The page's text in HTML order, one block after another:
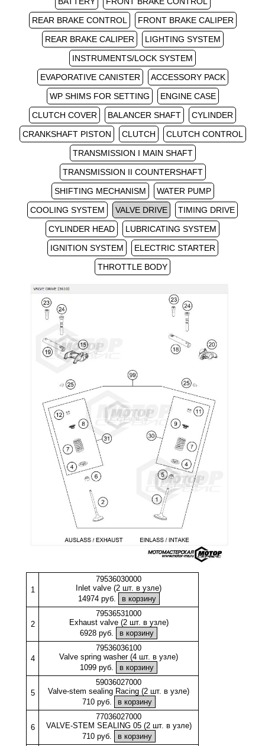
REAR BRAKE CONTROL
FRONT BRAKE CALIPER
REAR BRAKE CALIPER
LIGHTING SYSTEM
INSTRUMENTS/LOCK SYSTEM
EVAPORATIVE CANISTER
ACCESSORY PACK
WP SHIMS FOR SETTING
ENGINE CASE
CLUTCH COVER
BALANCER SHAFT
CYLINDER
CRANKSHAFT PISTON
CLUTCH
CLUTCH CONTROL
TRANSMISSION I MAIN SHAFT
TRANSMISSION II COUNTERSHAFT
SHIFTING MECHANISM
WATER PUMP
COOLING SYSTEM
VALVE DRIVE
TIMING DRIVE
CYLINDER HEAD
LUBRICATING SYSTEM
IGNITION SYSTEM
ELECTRIC STARTER
THROTTLE BODY
1
79536030000
Inlet valve (2 шт. в узле)
14974 руб.
2
79536531000
Exhaust valve (2 шт. в узле)
6928 руб.
4
79536036100
Valve spring washer (4 шт. в узле)
1099 руб.
5
59036027000
Valve-stem sealing Racing (2 шт. в узле)
710 руб.
6
77036027000
VALVE-STEM SEALING 05 (2 шт. в узле)
710 руб.